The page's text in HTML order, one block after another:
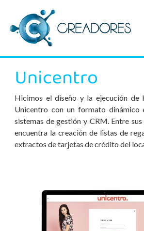
Unicentro
Hicimos el diseño y la ejecución de
Unicentro con un formato dinámico
sistemas de gestión y CRM. Entre
encuentra la creación de listas de
extractos de tarjetas de crédito del